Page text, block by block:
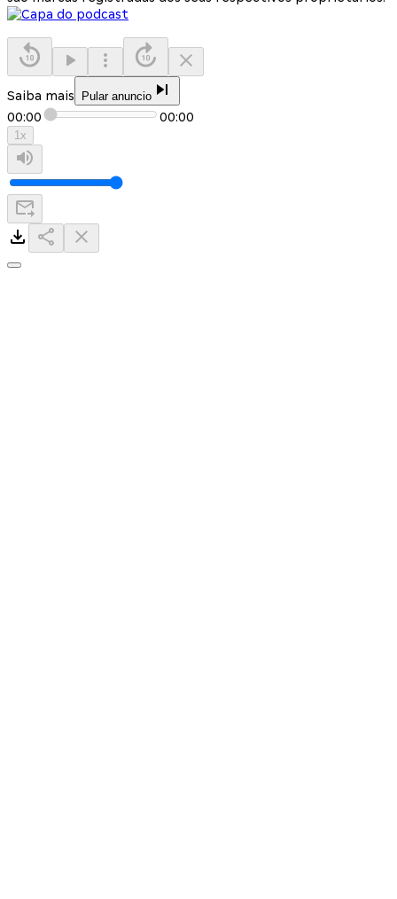
Saiba mais Pular anuncio
00:00 00:00
1x